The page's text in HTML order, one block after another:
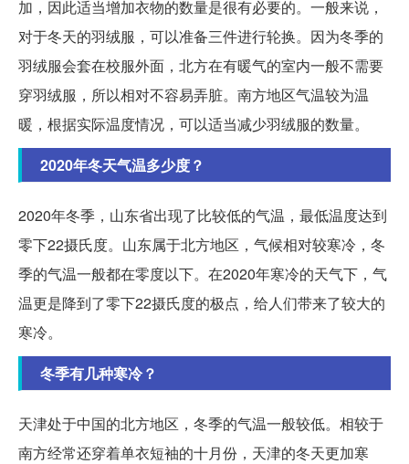
加，因此适当增加衣物的数量是很有必要的。一般来说，
对于冬天的羽绒服，可以准备三件进行轮换。因为冬季的
羽绒服会套在校服外面，北方在有暖气的室内一般不需要
穿羽绒服，所以相对不容易弄脏。南方地区气温较为温
暖，根据实际温度情况，可以适当减少羽绒服的数量。
2020年冬天气温多少度？
2020年冬季，山东省出现了比较低的气温，最低温度达到
零下22摄氏度。山东属于北方地区，气候相对较寒冷，冬
季的气温一般都在零度以下。在2020年寒冷的天气下，气
温更是降到了零下22摄氏度的极点，给人们带来了较大的
寒冷。
冬季有几种寒冷？
天津处于中国的北方地区，冬季的气温一般较低。相较于
南方经常还穿着单衣短袖的十月份，天津的冬天更加寒